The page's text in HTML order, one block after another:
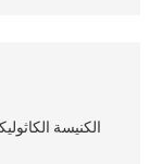
الكنيسة